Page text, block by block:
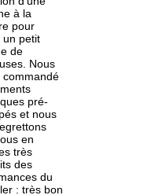
à la
pour
un petit
de
Nous
commandé
pré-
et nous
en
très
des
du
: très bon